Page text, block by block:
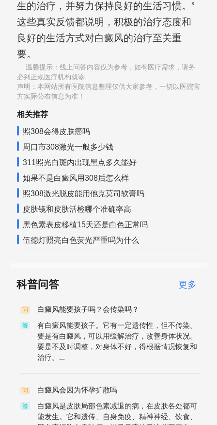
生的治疗，并努力保持良好的生活习惯。”
这些真实反馈都说明，积极的治疗态度和
良好的生活方式对白癜风的治疗至关重
要。
温馨提示：线上问答内容仅为参考，如有医疗需求，请务
必到正规医疗机构就诊,
声明：本网站所有医院信息整理仅供大家参考，一切以医院官
方实际公布信息为准！
相关推荐
照308会得皮肤癌吗
周口市308激光一般多少钱
311照光白斑内出现黑点多久能好
如果不是白癜风用308后怎么样
照308激光脱皮能用他克莫司软膏吗
皮肤镜和皮肤活检哪个准确率高
黑色素表皮移植15天还是白色正常吗
伍德灯照亮白色荧光严重吗为什么
科普问答 更多
问 白癜风能要孩子吗？会传染吗？
答
有白癜风能要孩子。它有一定遗传性，但不传染。
要是有白癜风，可以用缓解治疗，改善身体状况。
要是不及时调整，对身体不好，得根据情况恢复和
治疗。...
问 白癜风会因为怀孕扩散吗
答
白癜风是皮肤局部色素减退的病，在皮肤各处都可
能发生。它和遗传、自身免疫、精神神经、饮食、